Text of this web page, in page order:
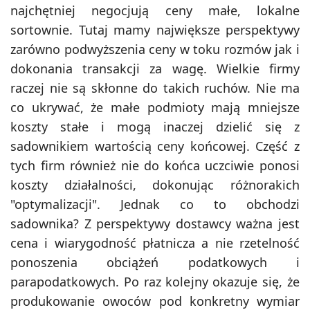
najchętniej negocjują ceny małe, lokalne
sortownie. Tutaj mamy największe perspektywy
zarówno podwyższenia ceny w toku rozmów jak i
dokonania transakcji za wagę. Wielkie firmy
raczej nie są skłonne do takich ruchów. Nie ma
co ukrywać, że małe podmioty mają mniejsze
koszty stałe i mogą inaczej dzielić się z
sadownikiem wartością ceny końcowej. Część z
tych firm również nie do końca uczciwie ponosi
koszty działalności, dokonując różnorakich
"optymalizacji". Jednak co to obchodzi
sadownika? Z perspektywy dostawcy ważna jest
cena i wiarygodność płatnicza a nie rzetelność
ponoszenia obciążeń podatkowych i
parapodatkowych. Po raz kolejny okazuje się, że
produkowanie owoców pod konkretny wymiar